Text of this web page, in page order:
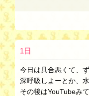
1日
今日は具合悪くて、
深呼吸しよーとか、
その後はYouTubeみ